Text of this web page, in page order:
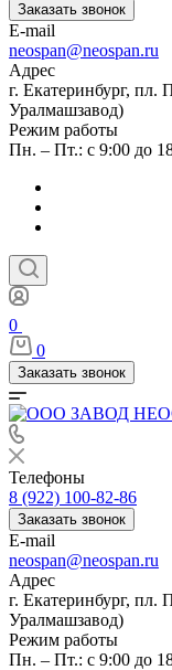
Заказать звонок
E-mail
neospan@neospan.ru
Адрес
г. Екатеринбург,
Уралмашзавод)
Режим работы
Пн. – Пт.: с 9:00 до
0
0
Заказать звонок
Телефоны
8 (922) 100-82-86
Заказать звонок
E-mail
neospan@neospan.ru
Адрес
г. Екатеринбург,
Уралмашзавод)
Режим работы
Пн. – Пт.: с 9:00 до